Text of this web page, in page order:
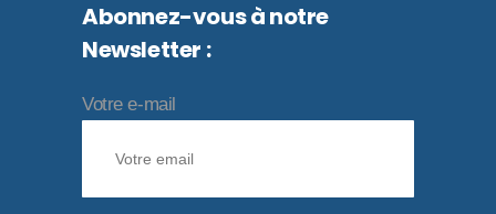
Abonnez-vous à notre
Newsletter :
Votre e-mail